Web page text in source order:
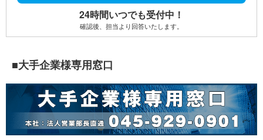
24時間いつでも受付中！
確認後、担当より回答いたします。
■大手企業様専用窓口